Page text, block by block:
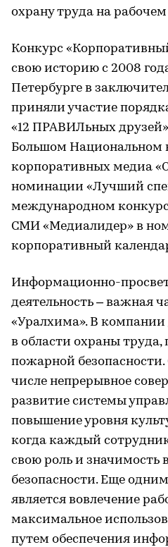
охрану труда на
Конкурс
свою историю с 2008
Петербурге в
приняли участие
«12 ПРАВИЛьных
Большом Национальном
корпоративных медиа
номинации «Лучший
международном
СМИ «Медиалидер» в
корпоративный
Информационно-
деятельность – важная
«Уралхима». В компании
в области охраны
пожарной
числе непрерывное
развитие системы
повышение уровня
когда каждый
свою роль и значимость
безопасности. Еще
является вовлечение
максимальное
путем обеспечения